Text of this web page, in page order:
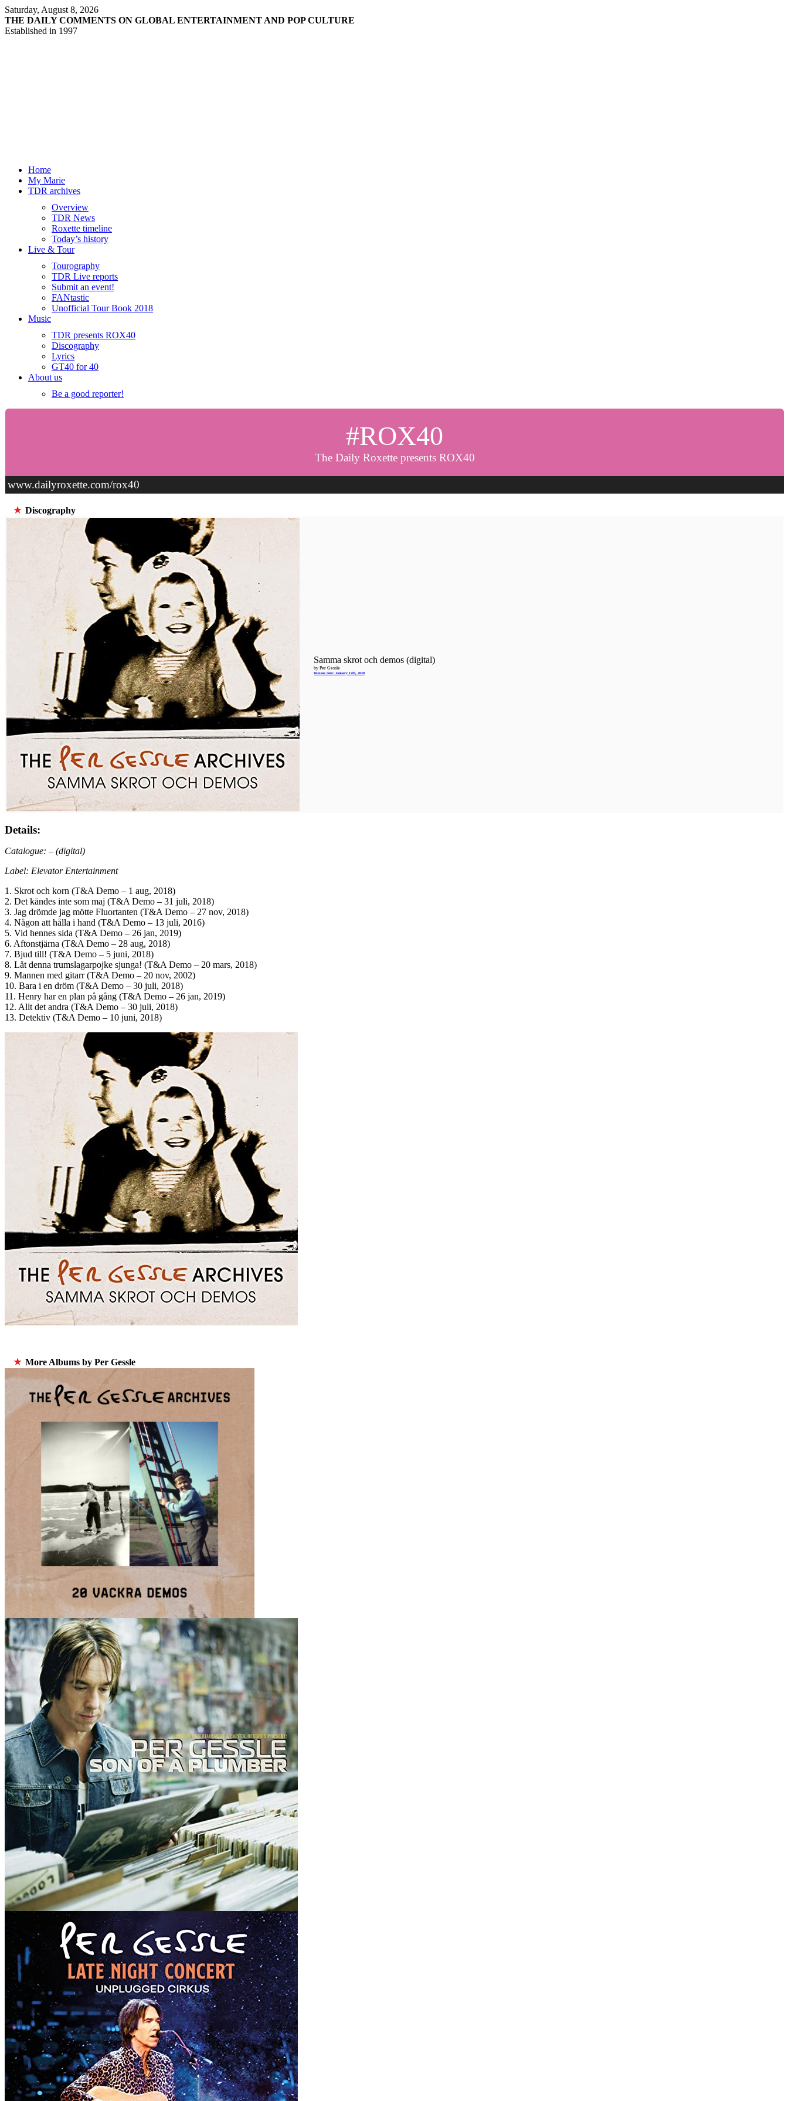
Saturday, August 8, 2026
THE DAILY COMMENTS ON GLOBAL ENTERTAINMENT AND POP CULTURE
Established in 1997
Home
My Marie
TDR archives
Overview
TDR News
Roxette timeline
Today’s history
Live & Tour
Tourography
TDR Live reports
Submit an event!
FANtastic
Unofficial Tour Book 2018
Music
TDR presents ROX40
Discography
Lyrics
GT40 for 40
About us
Be a good reporter!
#ROX40
The Daily Roxette presents ROX40
www.dailyroxette.com/rox40
★ Discography
Samma skrot och demos (digital)
by Per Gessle
Release date: January 12th, 2020
Details:
Catalogue: – (digital)
Label: Elevator Entertainment
1. Skrot och korn (T&A Demo – 1 aug, 2018)
2. Det kändes inte som maj (T&A Demo – 31 juli, 2018)
3. Jag drömde jag mötte Fluortanten (T&A Demo – 27 nov, 2018)
4. Någon att hålla i hand (T&A Demo – 13 juli, 2016)
5. Vid hennes sida (T&A Demo – 26 jan, 2019)
6. Aftonstjärna (T&A Demo – 28 aug, 2018)
7. Bjud till! (T&A Demo – 5 juni, 2018)
8. Låt denna trumslagarpojke sjunga! (T&A Demo – 20 mars, 2018)
9. Mannen med gitarr (T&A Demo – 20 nov, 2002)
10. Bara i en dröm (T&A Demo – 30 juli, 2018)
11. Henry har en plan på gång (T&A Demo – 26 jan, 2019)
12. Allt det andra (T&A Demo – 30 juli, 2018)
13. Detektiv (T&A Demo – 10 juni, 2018)
★ More Albums by Per Gessle